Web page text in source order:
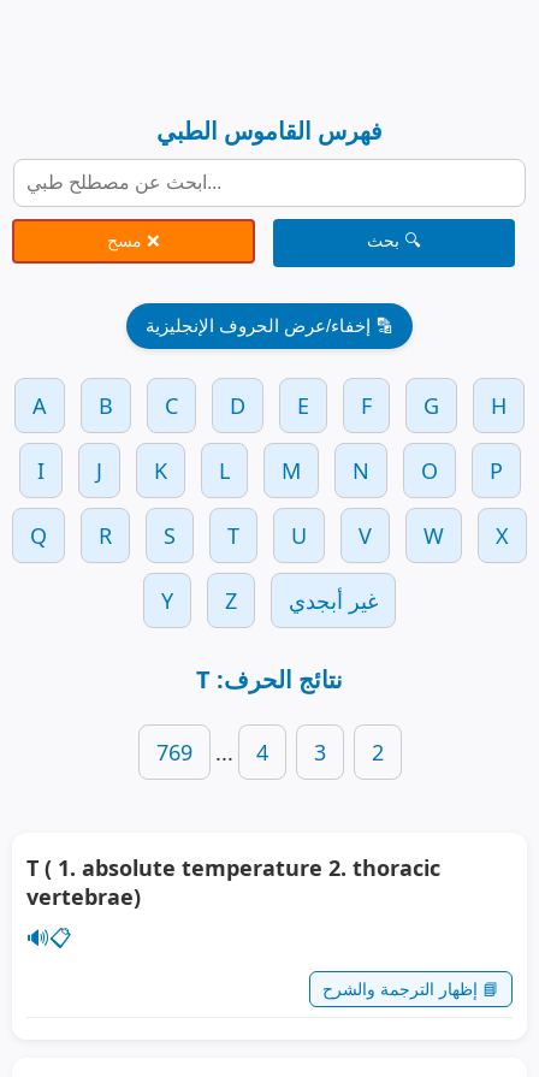
فهرس القاموس الطبي
🔍 بحث ❌ مسح
🔡 إخفاء/عرض الحروف الإنجليزية
A B C D E F G H
I J K L M N O P
Q R S T U V W X
Y Z غير أبجدي
نتائج الحرف: T
2
3
4
...
769
T ( 1. absolute temperature 2. thoracic
vertebrae)
🔊📋
📘 إظهار الترجمة والشرح